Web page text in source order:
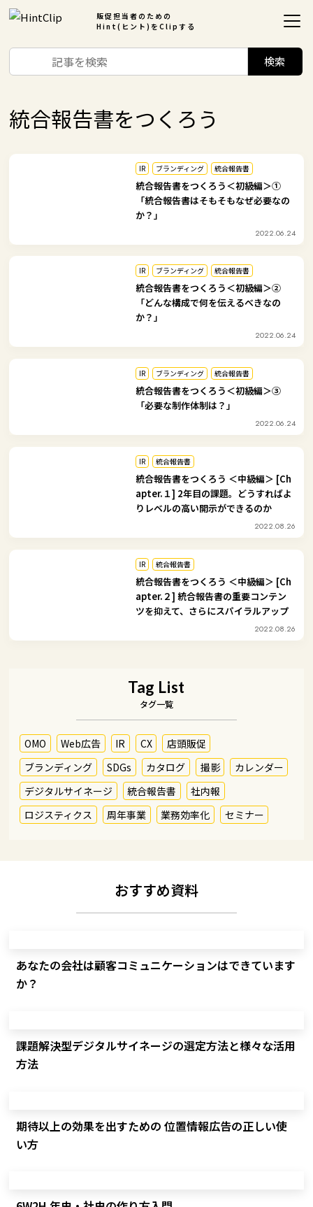
販促担当者のための
Hint(ヒント)をClipする
統合報告書をつくろう
IR ブランディング 統合報告書
統合報告書をつくろう＜初級編＞①
「統合報告書はそもそもなぜ必要なの
か？」
2022.06.24
IR ブランディング 統合報告書
統合報告書をつくろう＜初級編＞②
「どんな構成で何を伝えるべきなの
か？」
2022.06.24
IR ブランディング 統合報告書
統合報告書をつくろう＜初級編＞③
「必要な制作体制は？」
2022.06.24
IR 統合報告書
統合報告書をつくろう ＜中級編＞ [Ch
apter.１] 2年目の課題。どうすればよ
りレベルの高い開示ができるのか
2022.08.26
IR 統合報告書
統合報告書をつくろう ＜中級編＞ [Ch
apter.２] 統合報告書の重要コンテン
ツを抑えて、さらにスパイラルアップ
2022.08.26
Tag List
タグ一覧
OMO Web広告 IR CX
店頭販促
ブランディング
SDGs カタログ 撮影
カレンダー
デジタルサイネージ
統合報告書
社内報
ロジスティクス
周年事業 業務効率化 セミナー
おすすめ資料
あなたの会社は顧客コミュニケーションはできています
か？
課題解決型デジタルサイネージの選定方法と様々な活用
方法
期待以上の効果を出すための 位置情報広告の正しい使
い方